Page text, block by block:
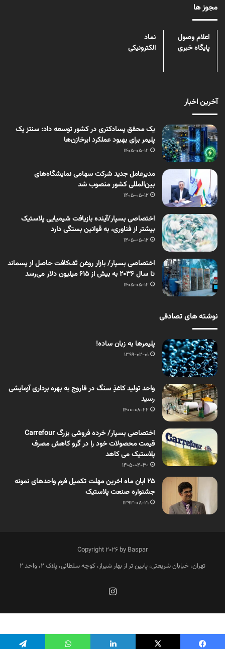
مجوز ها
اعلام وصول
پایگاه خبری
نماد
الکترونیکی
آخرین اخبار
یک محقق پسادکتری در کشور توسعه داد: سنتز یک
پلیمر برای بهبود عملکرد ابرخازن‌ها
1405-05-12
مدیرعامل جدید شرکت سهامی نمایشگاه‌های
بین‌المللی کشور منصوب شد
1405-05-12
اختصاصی بسپار/آینده بازیافت شیمیایی پلاستیک
بیشتر از فناوری، به قوانین بستگی دارد
1405-05-12
اختصاصی بسپار/ بازار روغن تَف‌کافت حاصل از پسماند
تا سال ۲۰۳۶ به بیش از ۶۱۵ میلیون دلار می‌رسد
1405-05-12
نوشته های تصادفی
پلیمرها به زبان ساده!
1399-02-01
واحد تولید کاغذِ سنگ در فاروج به بهره برداری آزمایشی
رسید
1400-08-22
اختصاصی بسپار/ خرده فروشی بزرگ Carrefour
قیمت محصولات خود را در گرو کاهش مصرف
پلاستیک می کاهد
1405-04-30
25 ابان ماه اخرین مهلت تکمیل فرم واحدهای نمونه
جشنواره صنعت پلاستیک
1393-08-21
Copyright 2026 by Baspar
تهران، خیابان شریعتی، پایین تر از بهار شیراز، کوچه سلطانی، پلاک 2، واحد 2
فارسی